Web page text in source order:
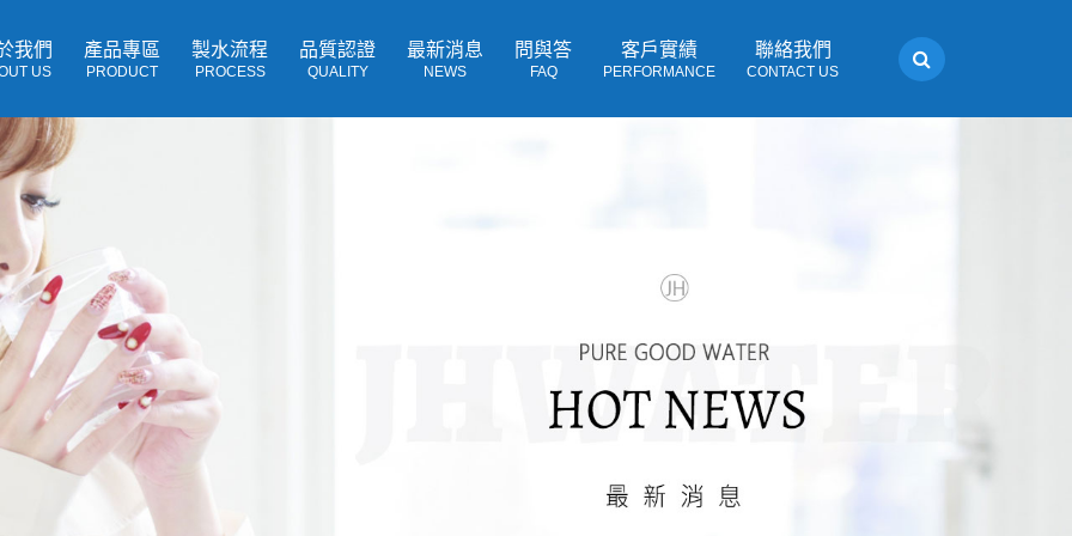
我們
US
產品專區
PRODUCT
製水流程
PROCESS
品質認證
QUALITY
最新消息
NEWS
問與答
FAQ
客戶實績
PERFORMANCE
聯絡我們
CONTACT US